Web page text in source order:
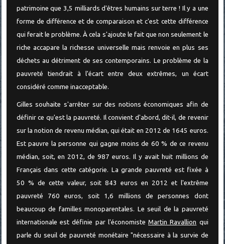
patrimoine que 3,5 milliards d'êtres humains sur terre ! Il y a une
forme de différence et de comparaison et c'est cette différence
qui ferait le problème. À cela s'ajoute le fait que non seulement le
riche accapare la richesse universelle mais renvoie en plus ses
déchets au détriment de ses contemporains. Le problème de la
pauvreté tiendrait à l'écart entre deux extrêmes, un écart
considéré comme inacceptable.
Gilles souhaite s'arrêter sur des notions économiques afin de
définir ce qu'est la pauvreté. Il convient d'abord, dit-il, de revenir
sur la notion de revenu médian, qui était en 2012 de 1645 euros.
Est pauvre la personne qui gagne moins de 60 % de ce revenu
médian, soit, en 2012, de 987 euros. Il y avait huit millions de
Français dans cette catégorie. La grande pauvreté est fixée à
50 % de cette valeur, soit 843 euros en 2012 et l'extrême
pauvreté 760 euros, soit 1,6 millions de personnes dont
beaucoup de familles monoparentales. Le seuil de la pauvreté
internationale est définie par l'économisteMartin Ravallion qui
parle du seuil de pauvreté monétaire "nécessaire à la survie de